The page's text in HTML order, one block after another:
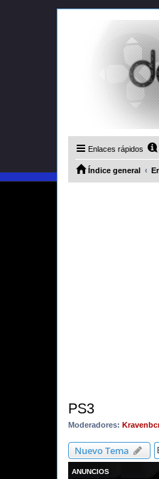
Enlaces rápidos
Índice general
PS3
Moderadores:
Nuevo Tema
ANUNCIOS